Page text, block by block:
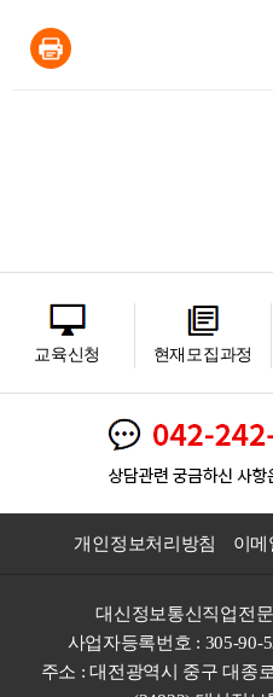
교육신청 현재모집과정
개인정보처리방침 이메
대신정보통신직업전
사업자등록번호 : 305-90-
주소 : 대전광역시 중구 대종